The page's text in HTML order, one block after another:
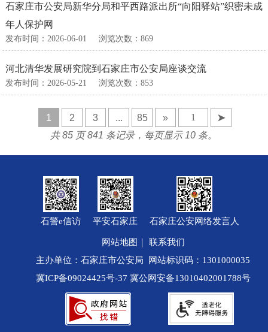
石家庄市公安局新华分局和平西路派出所“向阳驿站”织密未成
年人保护网
发布时间：2026-06-01 浏览次数：869
河北清华发展研究院到石家庄市公安局座谈交流
发布时间：2026-05-21 浏览次数：853
1 2 3 ... 85 »
➤
共 85 页 841 条记录，每页显示 10 条。
石警e信访 平安石家庄 石家庄公安网络发言人
网站地图 ｜ 联系我们
主办单位：石家庄市公安局 网站标识码：1301000035
冀ICP备09024425号-37 冀公网安备13010402001788号